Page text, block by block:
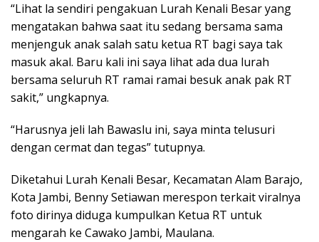
“Lihat la sendiri pengakuan Lurah Kenali Besar yang
mengatakan bahwa saat itu sedang bersama sama
menjenguk anak salah satu ketua RT bagi saya tak
masuk akal. Baru kali ini saya lihat ada dua lurah
bersama seluruh RT ramai ramai besuk anak pak RT
sakit,” ungkapnya.
“Harusnya jeli lah Bawaslu ini, saya minta telusuri
dengan cermat dan tegas” tutupnya.
Diketahui Lurah Kenali Besar, Kecamatan Alam Barajo,
Kota Jambi, Benny Setiawan merespon terkait viralnya
foto dirinya diduga kumpulkan Ketua RT untuk
mengarah ke Cawako Jambi, Maulana.